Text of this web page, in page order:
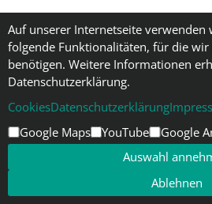
Auf unserer Internetseite verwenden
folgende Funktionalitäten, für die
benötigen. Weitere Informationen
Datenschutzerklärung.
CookiesDatenschutzerklärung
Google Maps
YouTube
Google
Auswahl
Ablehnen